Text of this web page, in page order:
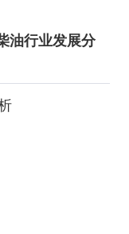
油行业发展分